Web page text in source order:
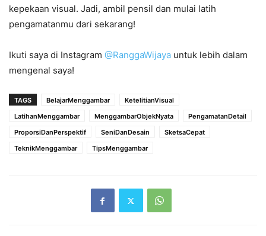
kepekaan visual. Jadi, ambil pensil dan mulai latih
pengamatanmu dari sekarang!
Ikuti saya di Instagram @RanggaWijaya untuk lebih dalam
mengenal saya!
TAGS BelajarMenggambar
KetelitianVisual
LatihanMenggambar
MenggambarObjekNyata
PengamatanDetail
ProporsiDanPerspektif
SeniDanDesain
SketsaCepat
TeknikMenggambar
TipsMenggambar